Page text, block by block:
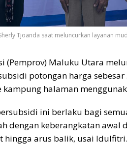
Tjoanda saat meluncurkan layanan
(Pemprov) Maluku Utara
potongan harga
kampung halaman
ini berlaku bagi
dengan keberangkatan awal
hingga arus balik, usai Idulfitri.